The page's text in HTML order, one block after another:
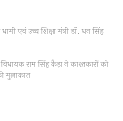
एवं उच्च शिक्षा मंत्री डॉ. धन सिंह
राम सिंह कैड़ा ने काश्तकारों को
मुलाकात